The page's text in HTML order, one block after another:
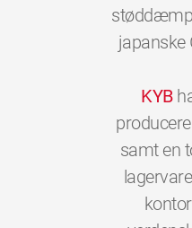
KYB
samt en